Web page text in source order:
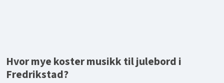
Hvor mye koster musikk til julebord i
Fredrikstad?